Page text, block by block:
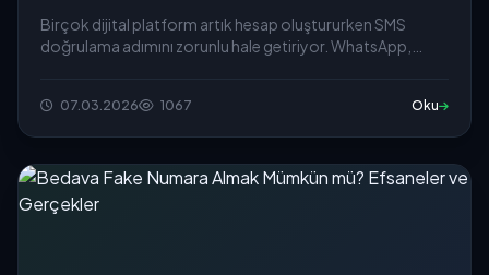
Birçok dijital platform artık hesap oluştururken SMS
doğrulama adımını zorunlu hale getiriyor. WhatsApp,
07.03.2026 1067 Oku